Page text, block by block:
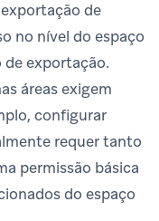
de
no nível do espaço
de exportação.
áreas exigem
configurar
requer tanto
permissão básica
do espaço